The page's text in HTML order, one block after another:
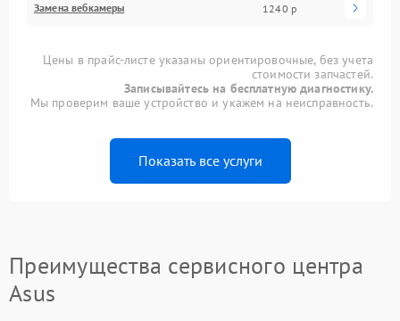
Замена вебкамеры 1240 р
Цены в прайс-листе указаны ориентировочные, без учета
стоимости запчастей.
Записывайтесь на бесплатную диагностику.
Мы проверим ваше устройство и укажем на неисправность.
Показать все услуги
Преимущества сервисного центра
Asus